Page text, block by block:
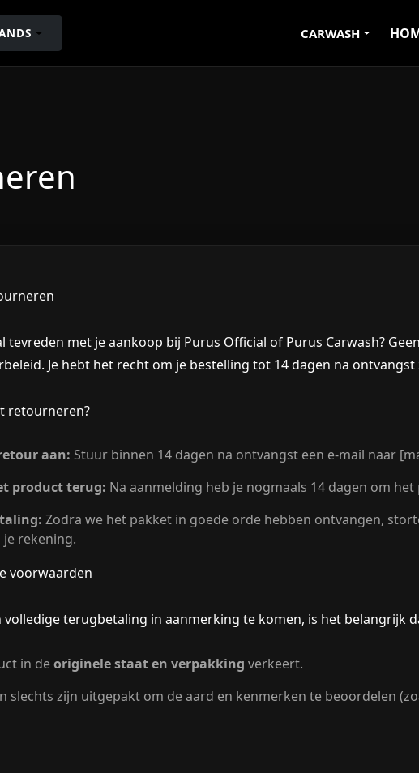
CARWASH
tevreden met je aankoop bij Purus Official of Purus Carwash?
Je hebt het recht om je bestelling tot 14 dagen na ontvangst
retourneren?
aan: Stuur binnen 14 dagen na ontvangst een e-mail naar
product terug: Na aanmelding heb je nogmaals 14 dagen om
Zodra we het pakket in goede orde hebben ontvangen,
rekening.
voorwaarden
volledige terugbetaling in aanmerking te komen, is het belangrijk
in deoriginele staat en verpakking verkeert.
slechts zijn uitgepakt om de aard en kenmerken te beoordelen